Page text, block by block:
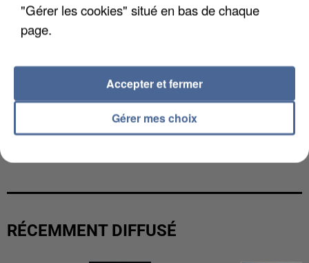
RÉCEMMENT DIFFUSÉ
"Gérer les cookies" situé en bas de chaque
page.
Gérer mes choix
Accepter et fermer